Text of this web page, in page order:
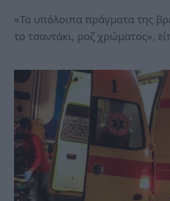
«Τα υπόλοιπα πράγματα της
το τσαντάκι, ροζ χρώματος»,